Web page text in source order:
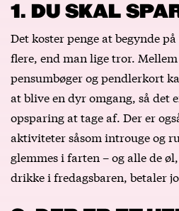
1. DU SKAL
Det koster penge at begynde
flere, end man lige tror.
pensumbøger og pendlerkort
at blive en dyr omgang, så det
opsparing at tage af. Der er
aktiviteter såsom introuge og
glemmes i farten – og alle de
drikke i fredagsbaren, betaler